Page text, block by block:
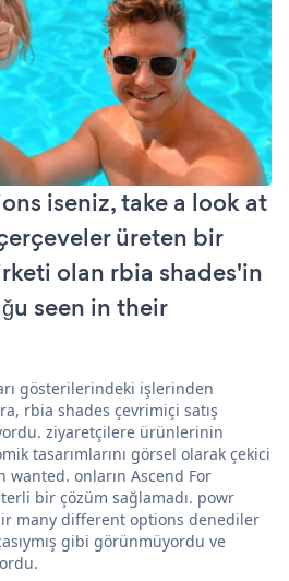
iseniz, take a look at
üreten bir
olan rbia shades'in
seen in their
gösterilerindeki işlerinden
rbia shades çevrimiçi satış
ziyaretçilere ürünlerinin
tasarımlarını görsel olarak çekici
onların Ascend For
bir çözüm sağlamadı. powr
many different options denediler
gibi görünmüyordu ve